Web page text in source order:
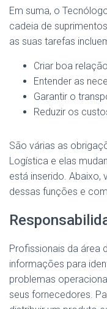
Em suma, o
cadeia de
as suas tarefas
Criar boa
Entender as
Garantir o
Reduzir os
São várias as
Logística e elas
está inserido. Abaixo,
dessas funções e
Profissionais da área
informações para
problemas
seus fornecedores.